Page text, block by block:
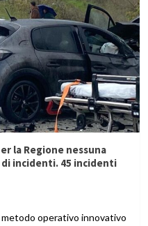
la Regione nessuna
incidenti. 45 incidenti
metodo operativo innovativo